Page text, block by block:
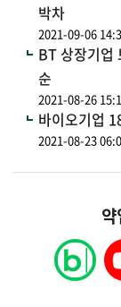
박차
2021-09-06
BT 상장기업
순
2021-08-26
바이오기업
2021-08-23